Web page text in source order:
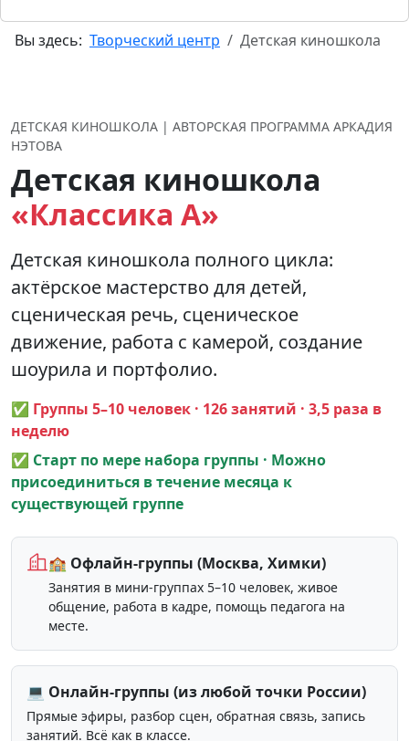
Вы здесь: Творческий центр Детская киношкола
ДЕТСКАЯ КИНОШКОЛА | АВТОРСКАЯ ПРОГРАММА АРКАДИЯ
НЭТОВА
Детская киношкола
«Классика А»
Детская киношкола полного цикла:
актёрское мастерство для детей,
сценическая речь, сценическое
движение, работа с камерой, создание
шоурила и портфолио.
✅ Группы 5–10 человек · 126 занятий · 3,5 раза в
неделю
✅ Старт по мере набора группы · Можно
присоединиться в течение месяца к
существующей группе
🏫 Офлайн-группы (Москва, Химки)
Занятия в мини-группах 5–10 человек, живое
общение, работа в кадре, помощь педагога на
месте.
💻 Онлайн-группы (из любой точки России)
Прямые эфиры, разбор сцен, обратная связь, запись
занятий. Всё как в классе.